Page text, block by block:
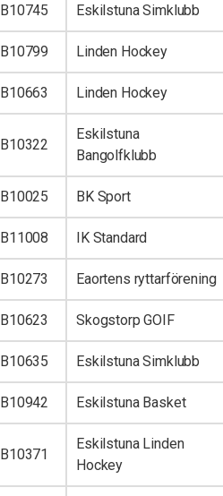
B10745 Eskilstuna Simklubb
B10799 Linden Hockey
B10663 Linden Hockey
B10322
Eskilstuna
Bangolfklubb
B10025 BK Sport
B11008 IK Standard
B10273 Eaortens ryttarförening
B10623 Skogstorp GOIF
B10635 Eskilstuna Simklubb
B10942 Eskilstuna Basket
B10371
Eskilstuna Linden
Hockey